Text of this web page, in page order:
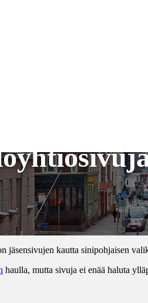
kautta sinipohjaisen
haulla, mutta sivuja ei enää haluta